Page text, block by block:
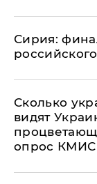
​Сирия:
Сколько
видят
опрос КМИС